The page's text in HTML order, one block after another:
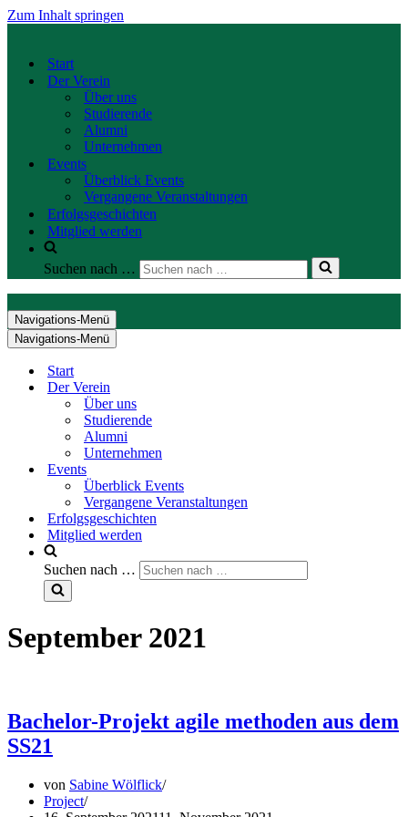
Zum Inhalt springen
Start
Der Verein
Über uns
Studierende
Alumni
Unternehmen
Events
Überblick Events
Vergangene Veranstaltungen
Erfolgsgeschichten
Mitglied werden
Suchen nach …
Navigations-Menü
Navigations-Menü
Start
Der Verein
Über uns
Studierende
Alumni
Unternehmen
Events
Überblick Events
Vergangene Veranstaltungen
Erfolgsgeschichten
Mitglied werden
Suchen nach …
September 2021
Bachelor-Projekt agile methoden aus dem
SS21
von Sabine Wölflick
Project